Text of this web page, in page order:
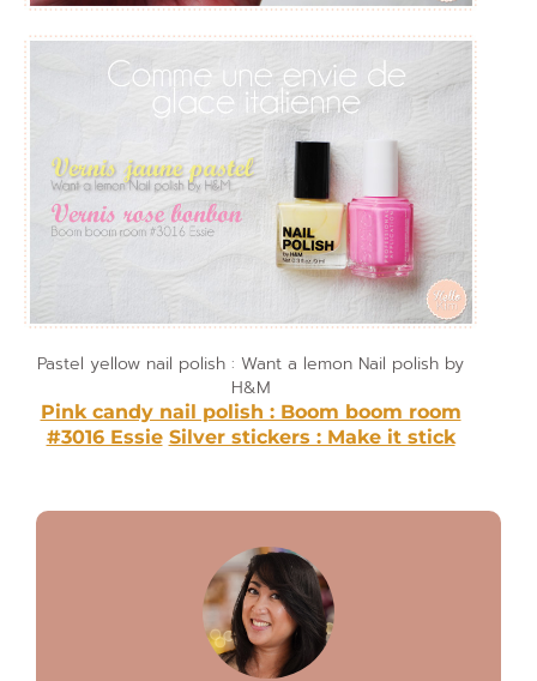
Pastel yellow nail polish : Want a lemon Nail polish by
H&M
Pink candy nail polish : Boom boom room
#3016 Essie Silver stickers : Make it stick